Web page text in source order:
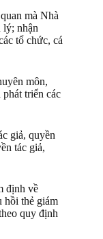
mà Nhà
lý; nhận
tổ chức, cá
môn,
triển các
giả, quyền
tác giả,
định về
hồi thẻ giám
quy định